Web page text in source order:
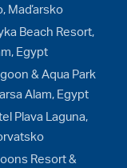
Maďarsko
Beach Resort,
Egypt
& Aqua Park
Alam, Egypt
Plava Laguna,
Resort &